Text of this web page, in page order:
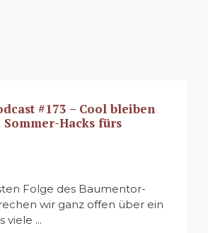
#173 – Cool bleiben
Hacks fürs
Folge des Baumentor-
wir ganz offen über ein
viele ...